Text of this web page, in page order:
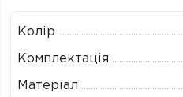
Колір
Комплектація
Матеріал